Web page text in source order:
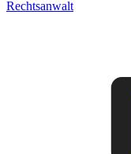
Rechtsanwalt